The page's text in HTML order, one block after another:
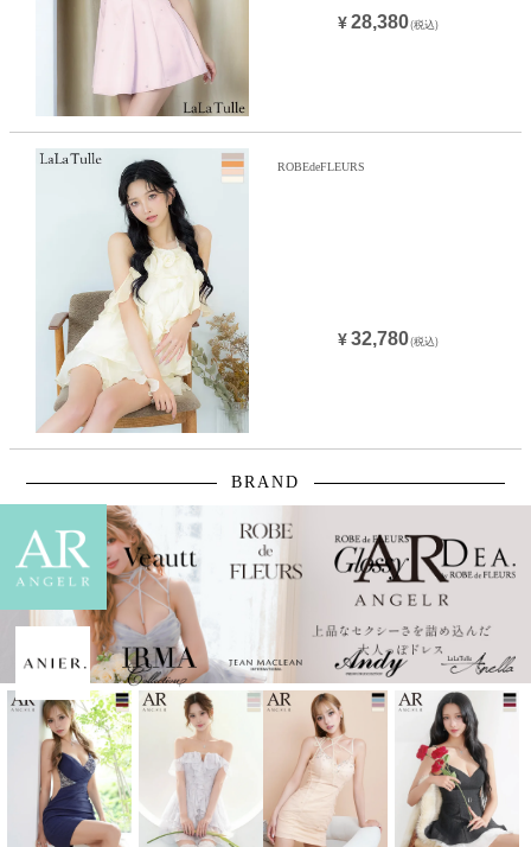
¥28,380(税込)
ROBEdeFLEURS
¥32,780(税込)
BRAND